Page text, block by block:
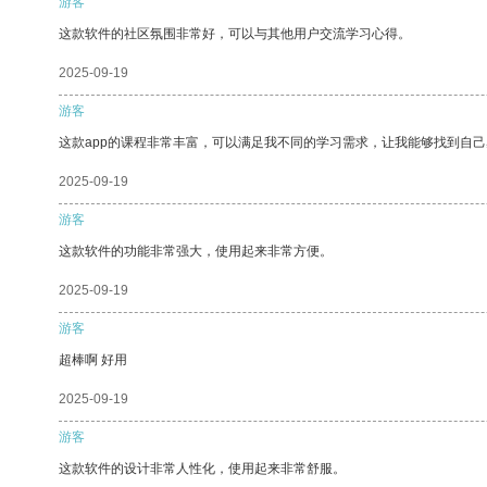
这款软件的社区氛围非常好，可以与其他用户交流学习心得。
2025-09-19
游客
这款app的课程非常丰富，可以满足我不同的学习需求，让我能够找到自己
2025-09-19
游客
这款软件的功能非常强大，使用起来非常方便。
2025-09-19
游客
超棒啊 好用
2025-09-19
游客
这款软件的设计非常人性化，使用起来非常舒服。